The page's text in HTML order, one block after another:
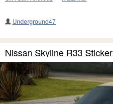
Underground47
Nissan Skyline R33 Sticker